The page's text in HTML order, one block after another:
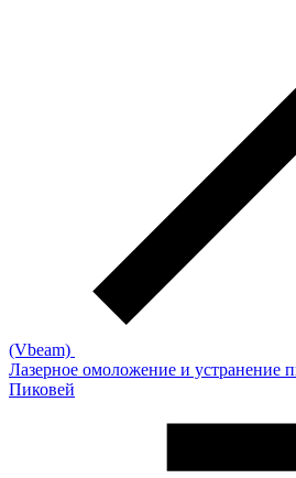
(Vbeam)
Лазерное омоложение и устранение
Пиковей